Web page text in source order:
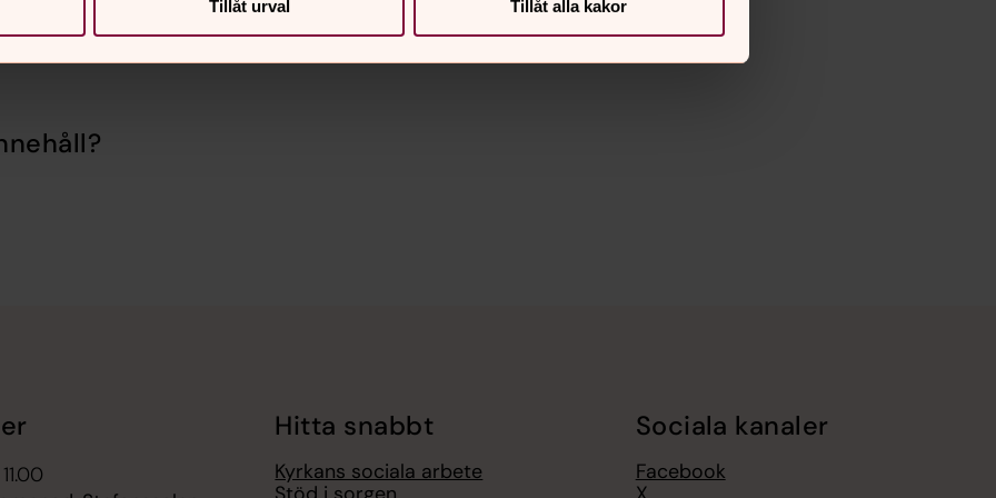
Tillåt urval Tillåt alla kakor
Hitta snabbt
Kyrkans sociala arbete
Sociala kanaler
Facebook